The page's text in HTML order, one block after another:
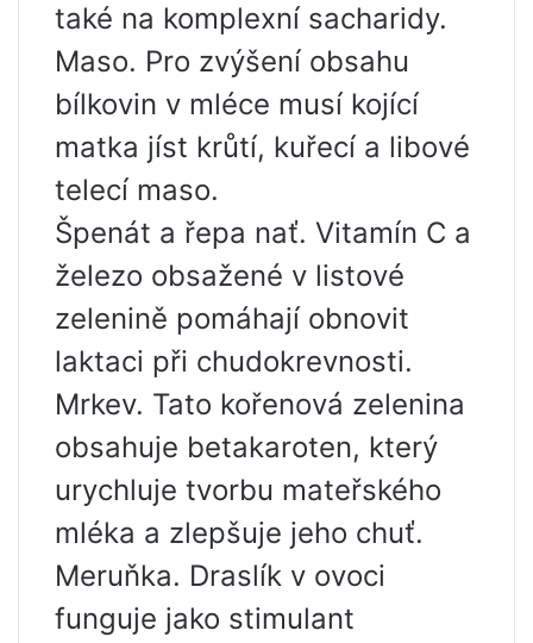
také na komplexní sacharidy.
Maso. Pro zvýšení obsahu
bílkovin v mléce musí kojící
matka jíst krůtí, kuřecí a libové
telecí maso.
Špenát a řepa nať. Vitamín C a
železo obsažené v listové
zelenině pomáhají obnovit
laktaci při chudokrevnosti.
Mrkev. Tato kořenová zelenina
obsahuje betakaroten, který
urychluje tvorbu mateřského
mléka a zlepšuje jeho chuť.
Meruňka. Draslík v ovoci
funguje jako stimulant